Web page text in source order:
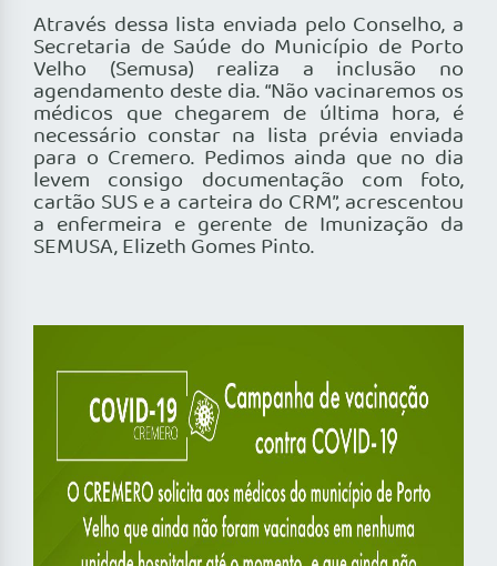
Através dessa lista enviada pelo Conselho, a
Secretaria de Saúde do Município de Porto
Velho (Semusa) realiza a inclusão no
agendamento deste dia. “Não vacinaremos os
médicos que chegarem de última hora, é
necessário constar na lista prévia enviada
para o Cremero. Pedimos ainda que no dia
levem consigo documentação com foto,
cartão SUS e a carteira do CRM”, acrescentou
a enfermeira e gerente de Imunização da
SEMUSA, Elizeth Gomes Pinto.